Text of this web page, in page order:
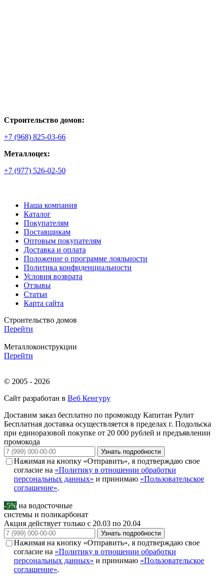
Строительство домов:
+7 (968) 825-03-66
Металлоцех:
+7 (977) 526-02-50
Наша компания
Каталог
Покупателям
Поставщикам
Оптовым покупателям
Доставка и оплата
Положение о программе лояльности
Политика конфиденциальности
Условия возврата
Отзывы
Статьи
Карта сайта
Строительство домов
Перейти
Металлоконструкции
Перейти
© 2005 - 2026
Сайт разработан в Веб Кенгуру
Доставим заказ бесплатно по промокоду Капитан Рулит
Бесплатная доставка осуществляется в пределах г. Подольска
при единоразовой покупке от 20 000 рублей и предъявлении
промокода
Узнать подробности
Нажимая на кнопку «Отправить», я подтверждаю свое
согласие на «Политику в отношении обработки
персональных данных» и принимаю «Пользовательское
соглашение».
-5% на водосточные
системы и поликарбонат
Акция действует только с 20.03 по 20.04
Узнать подробности
Нажимая на кнопку «Отправить», я подтверждаю свое
согласие на «Политику в отношении обработки
персональных данных» и принимаю «Пользовательское
соглашение».